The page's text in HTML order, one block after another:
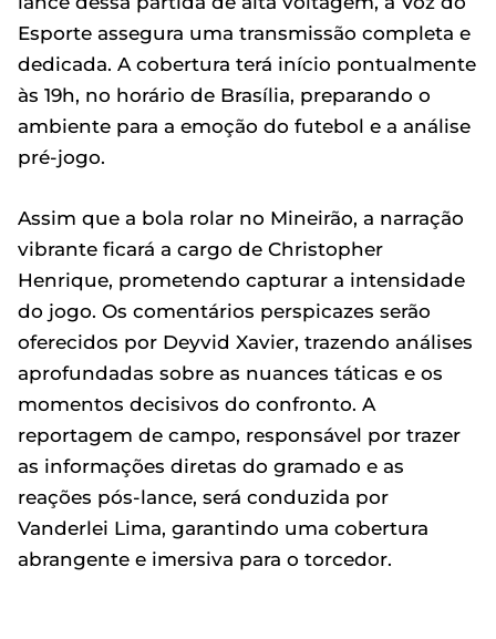
Esporte assegura uma transmissão completa e
dedicada. A cobertura terá início pontualmente
às 19h, no horário de Brasília, preparando o
ambiente para a emoção do futebol e a análise
pré-jogo.
Assim que a bola rolar no Mineirão, a narração
vibrante ficará a cargo de Christopher
Henrique, prometendo capturar a intensidade
do jogo. Os comentários perspicazes serão
oferecidos por Deyvid Xavier, trazendo análises
aprofundadas sobre as nuances táticas e os
momentos decisivos do confronto. A
reportagem de campo, responsável por trazer
as informações diretas do gramado e as
reações pós-lance, será conduzida por
Vanderlei Lima, garantindo uma cobertura
abrangente e imersiva para o torcedor.